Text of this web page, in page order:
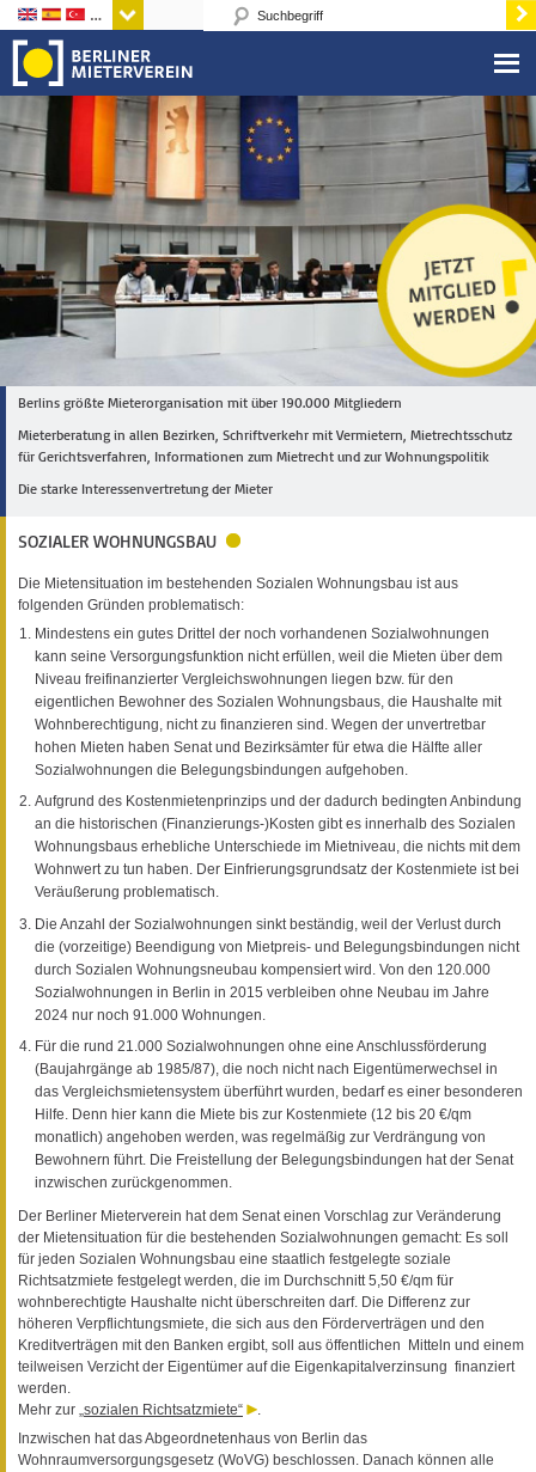
Sprachen
Berlins größte Mieterorganisation mit über 190.000 Mitgliedern
Mieterberatung in allen Bezirken, Schriftverkehr mit Vermietern, Mietrechtsschutz
für Gerichtsverfahren, Informationen zum Mietrecht und zur Wohnungspolitik
Die starke Interessenvertretung der Mieter
SOZIALER WOHNUNGSBAU
Die Mietensituation im bestehenden Sozialen Wohnungsbau ist aus
folgenden Gründen problematisch:
Mindestens ein gutes Drittel der noch vorhandenen Sozialwohnungen
kann seine Versorgungsfunktion nicht erfüllen, weil die Mieten über dem
Niveau freifinanzierter Vergleichswohnungen liegen bzw. für den
eigentlichen Bewohner des Sozialen Wohnungsbaus, die Haushalte mit
Wohnberechtigung, nicht zu finanzieren sind. Wegen der unvertretbar
hohen Mieten haben Senat und Bezirksämter für etwa die Hälfte aller
Sozialwohnungen die Belegungsbindungen aufgehoben.
Aufgrund des Kostenmietenprinzips und der dadurch bedingten Anbindung
an die historischen (Finanzierungs-)Kosten gibt es innerhalb des Sozialen
Wohnungsbaus erhebliche Unterschiede im Mietniveau, die nichts mit dem
Wohnwert zu tun haben. Der Einfrierungsgrundsatz der Kostenmiete ist bei
Veräußerung problematisch.
Die Anzahl der Sozialwohnungen sinkt beständig, weil der Verlust durch
die (vorzeitige) Beendigung von Mietpreis- und Belegungsbindungen nicht
durch Sozialen Wohnungsneubau kompensiert wird. Von den 120.000
Sozialwohnungen in Berlin in 2015 verbleiben ohne Neubau im Jahre
2024 nur noch 91.000 Wohnungen.
Für die rund 21.000 Sozialwohnungen ohne eine Anschlussförderung
(Baujahrgänge ab 1985/87), die noch nicht nach Eigentümerwechsel in
das Vergleichsmietensystem überführt wurden, bedarf es einer besonderen
Hilfe. Denn hier kann die Miete bis zur Kostenmiete (12 bis 20 €/qm
monatlich) angehoben werden, was regelmäßig zur Verdrängung von
Bewohnern führt. Die Freistellung der Belegungsbindungen hat der Senat
inzwischen zurückgenommen.
Der Berliner Mieterverein hat dem Senat einen Vorschlag zur Veränderung
der Mietensituation für die bestehenden Sozialwohnungen gemacht: Es soll
für jeden Sozialen Wohnungsbau eine staatlich festgelegte soziale
Richtsatzmiete festgelegt werden, die im Durchschnitt 5,50 €/qm für
wohnberechtigte Haushalte nicht überschreiten darf. Die Differenz zur
höheren Verpflichtungsmiete, die sich aus den Förderverträgen und den
Kreditverträgen mit den Banken ergibt, soll aus öffentlichen Mitteln und einem
teilweisen Verzicht der Eigentümer auf die Eigenkapitalverzinsung finanziert
werden.
Mehr zur „sozialen Richtsatzmiete“
.
Inzwischen hat das Abgeordnetenhaus von Berlin das
Wohnraumversorgungsgesetz (WoVG) beschlossen. Danach können alle